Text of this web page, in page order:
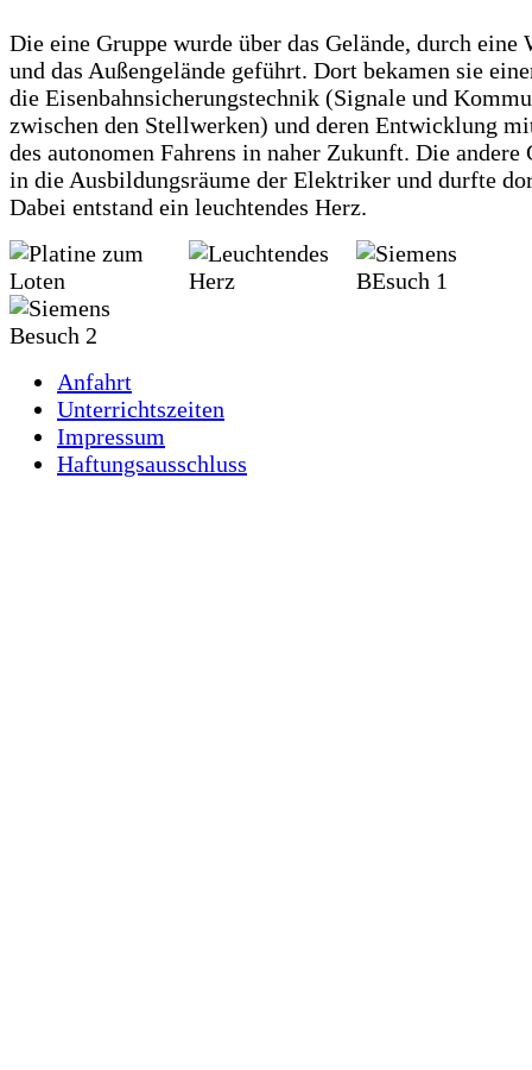
Die eine Gruppe wurde über das Gelände, durch eine
und das Außengelände geführt. Dort bekamen sie
die Eisenbahnsicherungstechnik (Signale und
zwischen den Stellwerken) und deren Entwicklung
des autonomen Fahrens in naher Zukunft. Die andere
in die Ausbildungsräume der Elektriker und durfte
Dabei entstand ein leuchtendes Herz.
Anfahrt
Unterrichtszeiten
Impressum
Haftungsausschluss